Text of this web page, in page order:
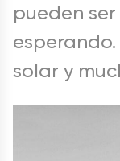
pueden
solar y